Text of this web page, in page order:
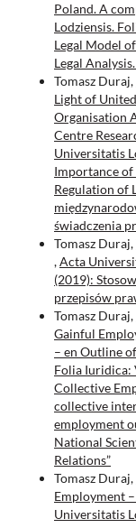
Poland. A
Lodziensis.
Legal Model
Legal
Tomasz Duraj,
Light of
Organisation
Centre
Universitatis
Importance
Regulation of
świadczenia
Tomasz Duraj,
,Acta
(2019):
przepisów
Tomasz Duraj,
Gainful
– en Outline
Folia Iuridica:
Collective
collective
employment
National
Relations”
Tomasz Duraj,
Employment
Universitatis